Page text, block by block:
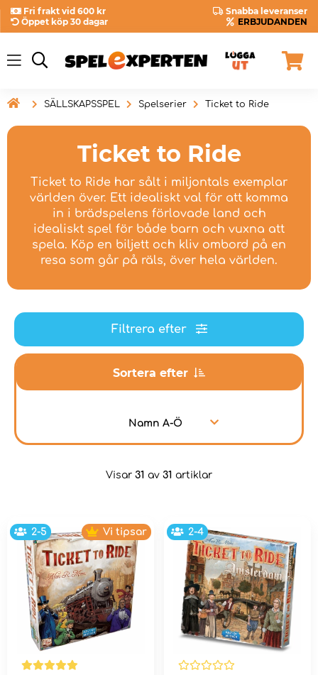
Fri frakt vid 600 kr
Snabba leveranser
Öppet köp 30 dagar
ERBJUDANDEN
 SÄLLSKAPSSPEL Spelserier Ticket to Ride
Ticket to Ride
Ticket to Ride har sålt i miljontals exemplar
världen över. Ett idealiskt val för att komma
in i brädspelens förlovade land och
idealiskt spel för både barn och vuxna att
spela. Köp en biljett och kliv ombord på en
resa som går på räls, över hela världen.
Filtrera efter
Sortera efter
Namn A-Ö
Visar 31 av 31 artiklar
2-5 Vi tipsar 2-4